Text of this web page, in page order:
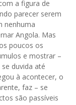
a figura de
parecer serem
nenhuma
Angola. Mas
poucos os
e mostrar –
duvida até
à acontecer, o
faz – se
são passíveis